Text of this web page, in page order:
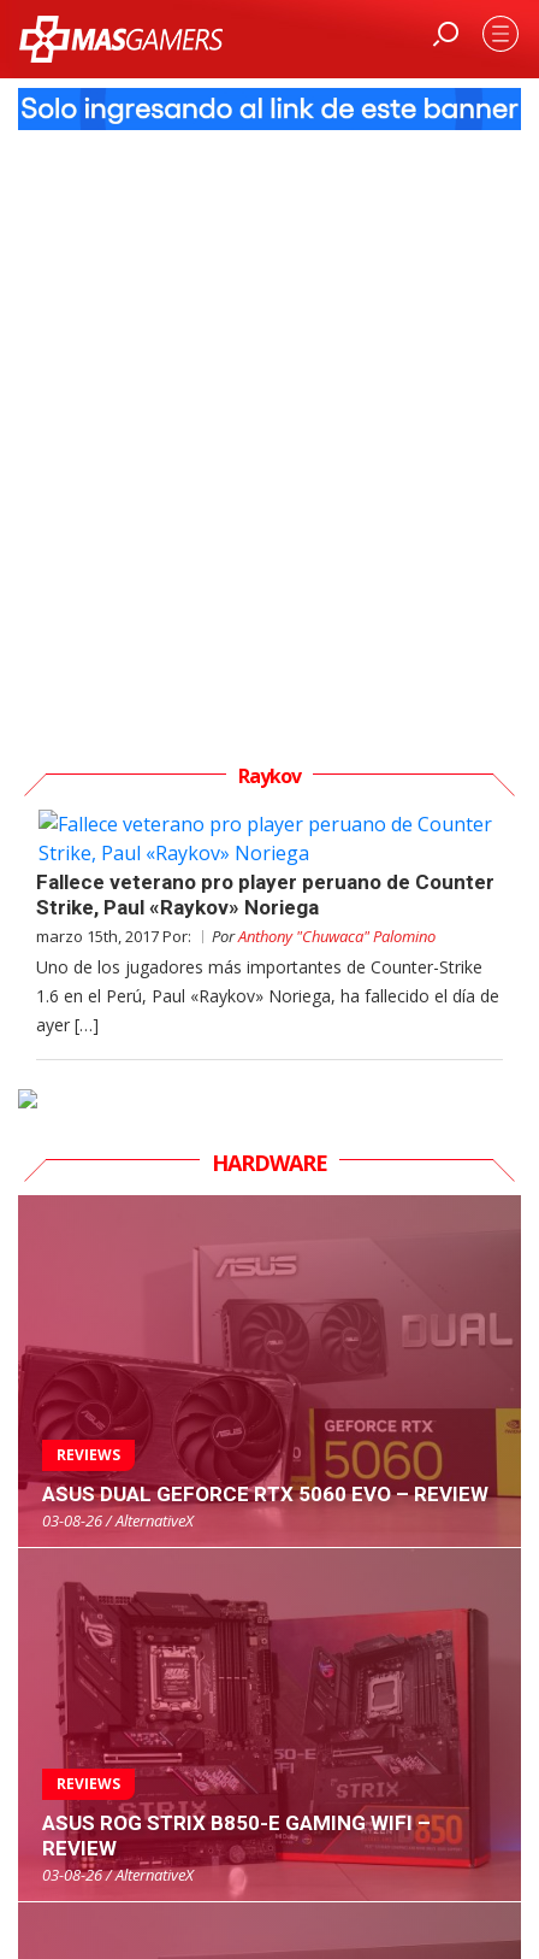
Raykov
Fallece veterano pro player peruano de Counter
Strike, Paul «Raykov» Noriega
marzo 15th, 2017 Por: PorAnthony "Chuwaca" Palomino
Uno de los jugadores más importantes de Counter-Strike
1.6 en el Perú, Paul «Raykov» Noriega, ha fallecido el día de
ayer […]
HARDWARE
REVIEWS
ASUS DUAL GEFORCE RTX 5060 EVO – REVIEW
03-08-26 / AlternativeX
REVIEWS
ASUS ROG STRIX B850-E GAMING WIFI –
REVIEW
03-08-26 / AlternativeX